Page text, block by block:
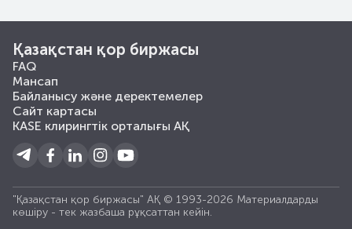
Қазақстан қор биржасы
FAQ
Мансап
Байланысу және деректемелер
Сайт картасы
KASE клирингтік орталығы АҚ
"Қазақстан қор биржасы" АҚ © 1993-2026 Материалдарды
көшiру - тек жазбаша рұқсаттан кейiн.